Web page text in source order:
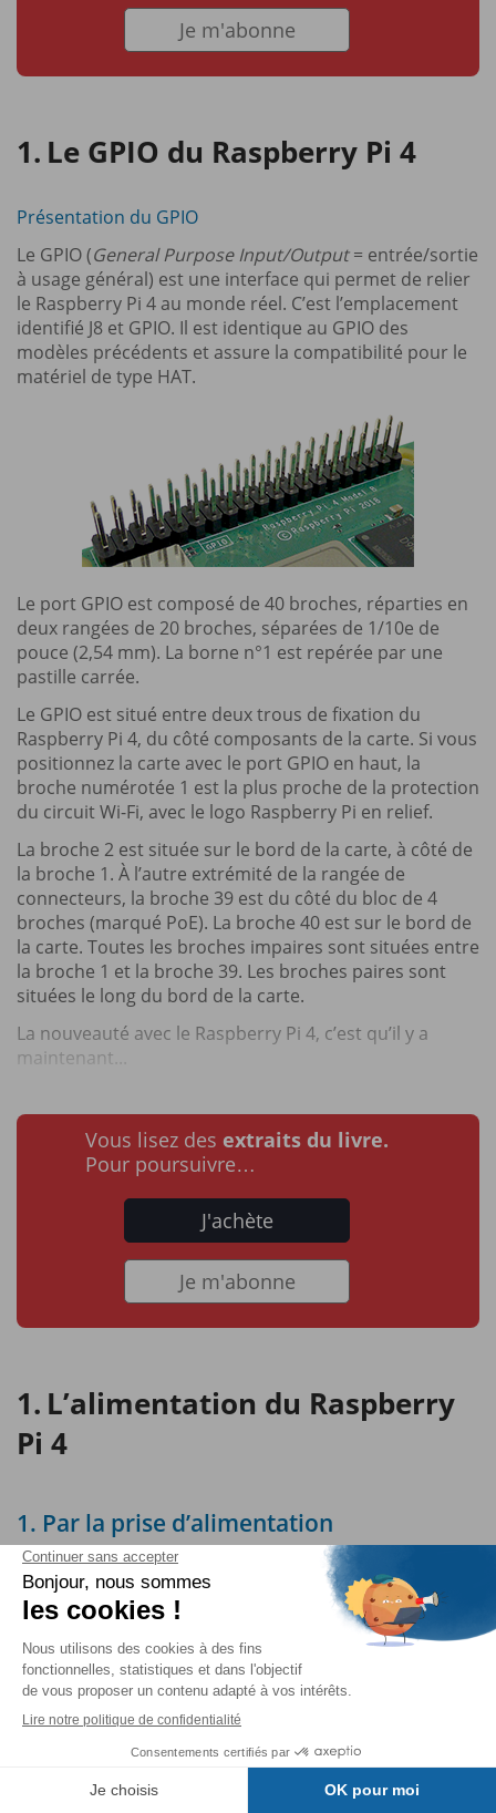
Je m'abonne
Le GPIO du Raspberry Pi 4
Présentation du GPIO
Le GPIO (General Purpose Input/Output= entrée/sortie
à usage général) est une interface qui permet de relier
le Raspberry Pi 4 au monde réel. C’est l’emplacement
identifié J8 et GPIO. Il est identique au GPIO des
modèles précédents et assure la compatibilité pour le
matériel de type HAT.
Le port GPIO est composé de 40 broches, réparties en
deux rangées de 20 broches, séparées de 1/10e de
pouce (2,54 mm). La borne n°1 est repérée par une
pastille carrée.
Le GPIO est situé entre deux trous de fixation du
Raspberry Pi 4, du côté composants de la carte. Si vous
positionnez la carte avec le port GPIO en haut, la
broche numérotée 1 est la plus proche de la protection
du circuit Wi-Fi, avec le logo Raspberry Pi en relief.
La broche 2 est située sur le bord de la carte, à côté de
la broche 1. À l’autre extrémité de la rangée de
connecteurs, la broche 39 est du côté du bloc de 4
broches (marqué PoE). La broche 40 est sur le bord de
la carte. Toutes les broches impaires sont situées entre
la broche 1 et la broche 39. Les broches paires sont
situées le long du bord de la carte.
La nouveauté avec le Raspberry Pi 4, c’est qu’il y a
maintenant...
Vous lisez des extraits du livre.
Pour poursuivre…
J'achète
Je m'abonne
L’alimentation du Raspberry
Pi 4
1. Par la prise d’alimentation
L’alimentation du Raspberry Pi 4 a été modifiée par
rapport aux modèles précédents. Elle fait appel à une
prise USB-C (photo ci-dessous). Il n’y a pas
d’interrupteur marche/arrêt et c’est l’insertion ou le
retrait de la prise USB-C qui joue le rôle d’interrupteur.
Table des matières